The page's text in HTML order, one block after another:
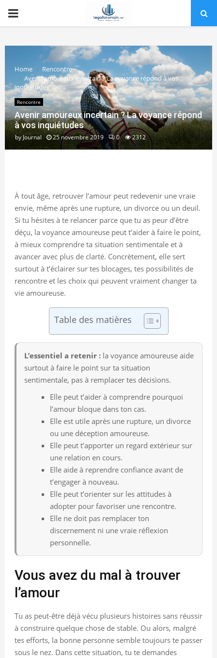
PRIMARY
Home
Rencontre
Avenir amoureux incertain ? La voyance répond à vos
inquiétudes
Rencontre
Avenir amoureux incertain ? La voyance répond
à vos inquiétudes
by Journal 25 novembre 2019 0 2312
À tout âge, retrouver l’amour peut redevenir une vraie
envie, même après une rupture, un divorce ou un deuil.
Si tu hésites à te relancer parce que tu as peur d’être
déçu, la voyance amoureuse peut t’aider à faire le point,
à mieux comprendre ta situation sentimentale et à
avancer avec plus de clarté. Concrètement, elle sert
surtout à t’éclairer sur tes blocages, tes possibilités de
rencontre et les choix qui peuvent vraiment changer ta
vie amoureuse.
Table des matières
L’essentiel a retenir : la voyance amoureuse aide
surtout à faire le point sur ta situation
sentimentale, pas à remplacer tes décisions.
Elle peut t’aider à comprendre pourquoi
l’amour bloque dans ton cas.
Elle est utile après une rupture, un divorce
ou une déception amoureuse.
Elle peut t’apporter un regard extérieur sur
une relation en cours.
Elle aide à reprendre confiance avant de
t’engager à nouveau.
Elle peut t’orienter sur les attitudes à
adopter pour favoriser une rencontre.
Elle ne doit pas remplacer ton
discernement ni une vraie réflexion
personnelle.
Vous avez du mal à trouver
l’amour
Tu as peut-être déjà vécu plusieurs histoires sans réussir
à construire quelque chose de stable. Ou alors, malgré
tes efforts, la bonne personne semble toujours te passer
sous le nez. Dans cette situation, tu te demandes